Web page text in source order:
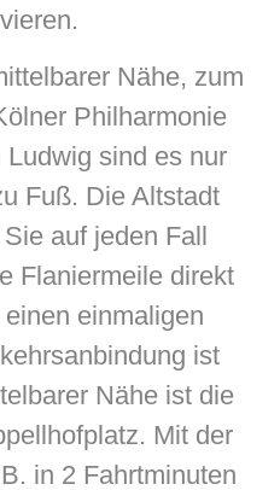
Nähe, zum
Philharmonie
sind es nur
Fuß. Die Altstadt
auf jeden Fall
Flaniermeile direkt
einmaligen
ist
Nähe ist die
Mit der
in 2 Fahrtminuten